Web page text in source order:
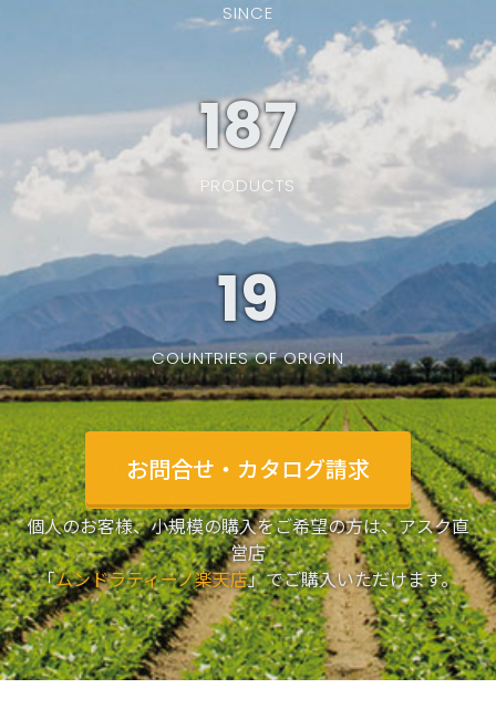
SINCE
187
PRODUCTS
19
COUNTRIES OF ORIGIN
お問合せ・カタログ請求
個人のお客様、小規模の購入をご希望の方は、アスク直
営店
「ムンドラティーノ楽天店」でご購入いただけます。